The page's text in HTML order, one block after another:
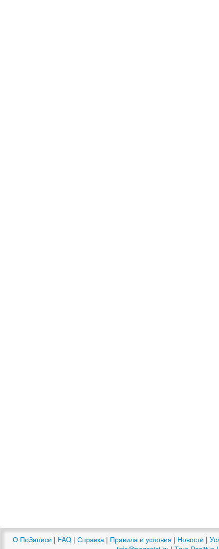
О ПоЗаписи | FAQ | Справка | Правила и условия | Новости |